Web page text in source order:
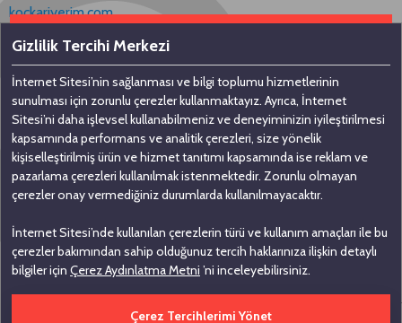
kockariyerim.com
Bizimle iletişime geçin
Koç Holding A.Ş
Nakkaştepe, Azizbey Sokak, No: 1,
Kuzguncuk 34674, İstanbul
0 (216) 531 00 00
0 (216) 531 00 99
Gizlilik Tercihi Merkezi
İnternet Sitesi’nin sağlanması ve bilgi toplumu hizmetlerinin
sunulması için zorunlu çerezler kullanmaktayız. Ayrıca, İnternet
Sitesi’ni daha işlevsel kullanabilmeniz ve deneyiminizin iyileştirilmesi
kapsamında performans ve analitik çerezleri, size yönelik
kişiselleştirilmiş ürün ve hizmet tanıtımı kapsamında ise reklam ve
pazarlama çerezleri kullanılmak istenmektedir. Zorunlu olmayan
çerezler onay vermediğiniz durumlarda kullanılmayacaktır.
İnternet Sitesi’nde kullanılan çerezlerin türü ve kullanım amaçları ile bu
çerezler bakımından sahip olduğunuz tercih haklarınıza ilişkin detaylı
bilgiler için Çerez Aydınlatma Metni ’ni inceleyebilirsiniz.
Çerez Tercihlerimi Yönet